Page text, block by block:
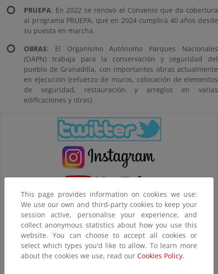
PRUEPA: En 2022 se renovó el Convenio que da cobertura
al programa PRUEPA, que en 2024 cumplirá 40 años desde
su puesta en marcha.
OBRAS: El Organismo Autónomo Parques Nacionales
(OAPN) trabaja para la conservación y seguridad del
pueblo de Granadilla, con importantes obras actualmente
en ejecución (refuerzo de muros, colocación de elementos
de seguridad, restauración y arreglos en varias
edificaciones y otras)
This page provides information on cookies we use:
We use our own and third-party cookies to keep your
session active, personalise your experience, and
collect anonymous statistics about how you use this
website. You can choose to accept all cookies or
select which types you'd like to allow. To learn more
about the cookies we use, read our Cookies Policy.